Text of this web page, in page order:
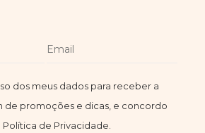
dos meus dados para receber a
de promoções e dicas, e concordo
Política de Privacidade.